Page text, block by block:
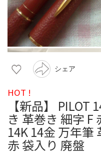
シェア
HOT !
【新品】 PILOT
き 革巻き 細字 F
14K 14金 万年筆
赤 袋入り 廃盤